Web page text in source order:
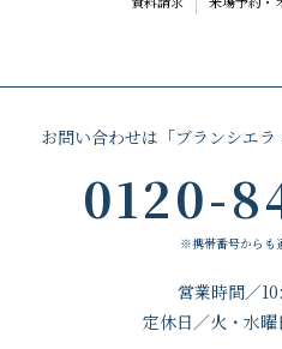
お問い合わせは 「ブランシエラ
0120-
※携帯番号からも
営業時間／
定休日／火・水曜